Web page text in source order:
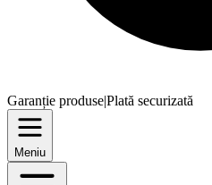
Garanție produse|Plată securizată
Meniu